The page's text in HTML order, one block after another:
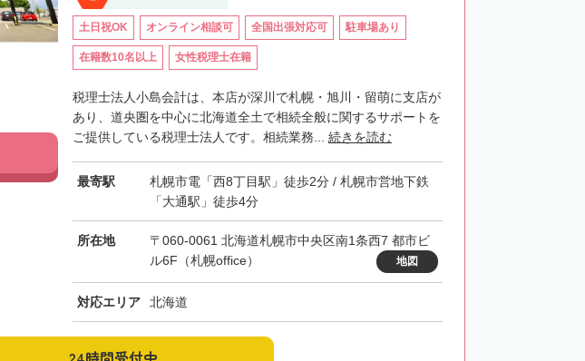
土日祝OK オンライン相談可 全国出張対応可 駐車場あり
在籍数10名以上 女性税理士在籍
税理士法人小島会計は、本店が深川で札幌・旭川・留萌に支店が
あり、道央圏を中心に北海道全土で相続全般に関するサポートを
ご提供している税理士法人です。相続業務... 続きを読む
最寄駅
札幌市電「西8丁目駅」徒歩2分 / 札幌市営地下鉄
「大通駅」徒歩4分
所在地
〒060-0061 北海道札幌市中央区南1条西7 都市ビ
ル6F（札幌office）
地図
対応エリア 北海道